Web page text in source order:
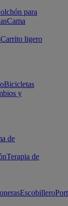
para
Cama
Carrito ligero
Bicicletas
y
de
Terapia de
Escobillero